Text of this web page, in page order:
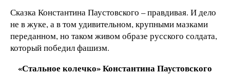
Сказка Константина Паустовского – правдивая. И дело
не в жуке, а в том удивительном, крупными мазками
переданном, но таком живом образе русского солдата,
который победил фашизм.
«Стальное колечко» Константина Паустовского